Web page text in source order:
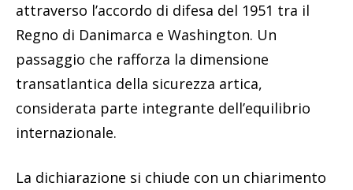
attraverso l’accordo di difesa del 1951 tra il
Regno di Danimarca e Washington. Un
passaggio che rafforza la dimensione
transatlantica della sicurezza artica,
considerata parte integrante dell’equilibrio
internazionale.
La dichiarazione si chiude con un chiarimento